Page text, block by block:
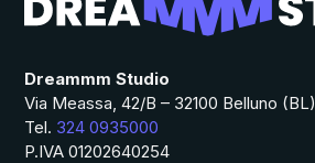
Dreammm Studio
Via Meassa, 42/B – 32100 Belluno (BL)
Tel. 324 0935000
P.IVA 01202640254